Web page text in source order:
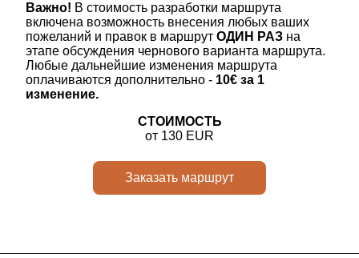
Важно! В стоимость разработки маршрута
включена возможность внесения любых ваших
пожеланий и правок в маршрут ОДИН РАЗ на
этапе обсуждения чернового варианта маршрута.
Любые дальнейшие изменения маршрута
оплачиваются дополнительно - 10€ за 1
изменение.
СТОИМОСТЬ
от 130 EUR
Заказать маршрут